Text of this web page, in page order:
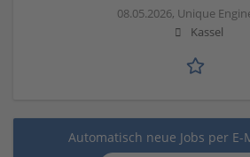
08.05.2026, Unique
Kassel
Automatisch neue Jobs per